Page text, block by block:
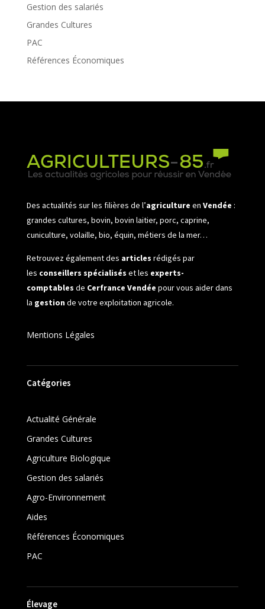
Gestion des salariés
Grandes Cultures
PAC
Références Économiques
Des actualités sur les filières de l’agriculture en Vendée :
grandes cultures, bovin, bovin laitier, porc, caprine,
cuniculture, volaille, bio, équin, métiers de la mer…
Retrouvez également des articles rédigés par
les conseillers spécialisés et les experts-
comptables de Cerfrance Vendée pour vous aider dans
la gestionde votre exploitation agricole.
Mentions Légales
Catégories
Actualité Générale
Grandes Cultures
Agriculture Biologique
Gestion des salariés
Agro-Environnement
Aides
Références Économiques
PAC
Élevage